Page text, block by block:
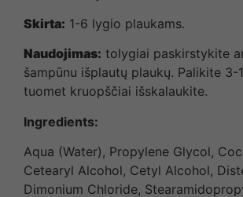
Skirta: 1-6 lygio plaukams.
Naudojimas: tolygiai paskirstykite
šampūnu išplautų plaukų. Palikite 3-
tuomet kruopščiai išskalaukite.
Ingredients:
Aqua (Water), Propylene Glycol,
Cetearyl Alcohol, Cetyl Alcohol,
Dimonium Chloride,